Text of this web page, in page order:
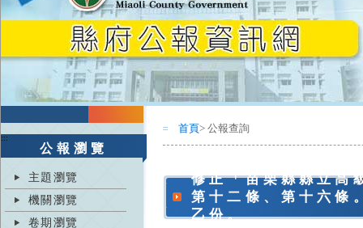
:::
公報瀏覽
主題瀏覽
機關瀏覽
卷期瀏覽
::: 首頁> 公報查詢
修正「苗栗縣縣立高
第十二條、第十六條
乙份。